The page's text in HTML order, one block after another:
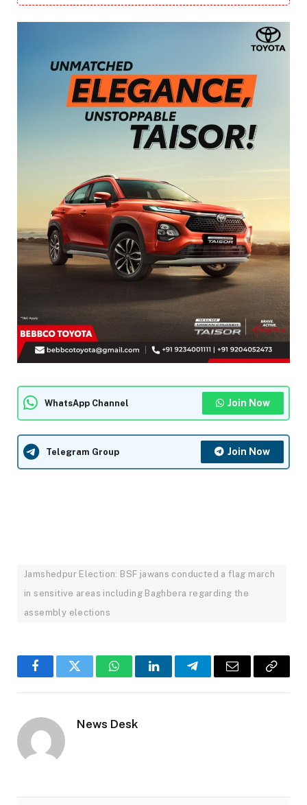
WhatsApp Channel Join Now
Telegram Group Join Now
Jamshedpur Election: BSF jawans conducted a flag march
in sensitive areas including Baghbera regarding the
assembly elections
FacebookTwitter WhatsAppLinkedInTelegramEmail
Copy
News Desk